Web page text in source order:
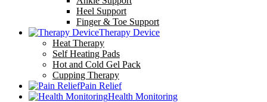
Heel Support
Finger & Toe Support
Therapy Device
Heat Therapy
Self Heating Pads
Hot and Cold Gel Pack
Cupping Therapy
Pain Relief
Health Monitoring